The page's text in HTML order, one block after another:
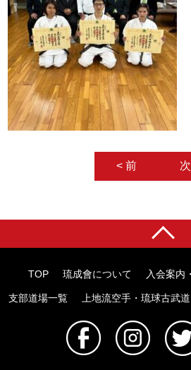
< 前
TOP 琉成會について 入会案内
支部道場一覧 上地流空手・琉球古武道